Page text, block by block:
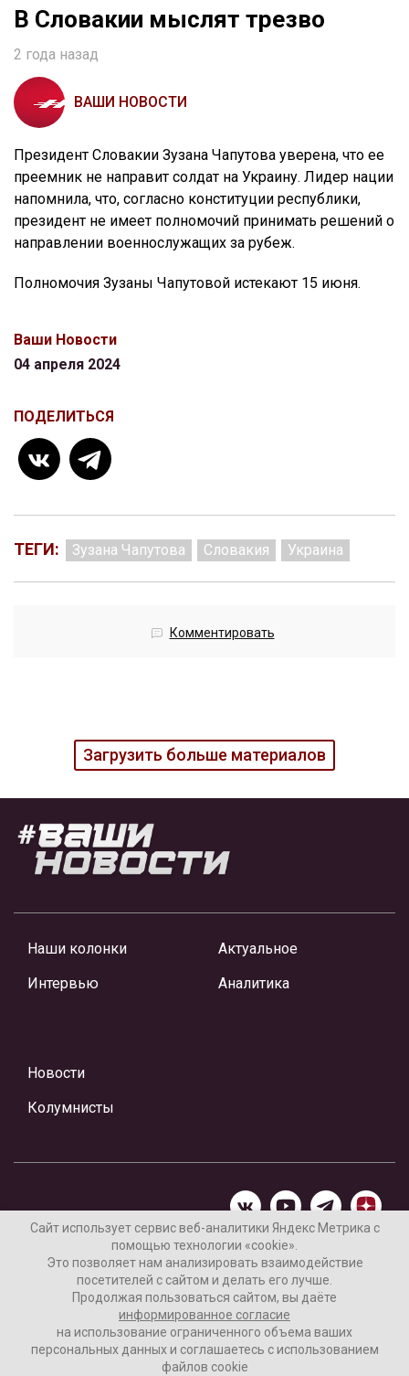
В Словакии мыслят трезво
2 года назад
ВАШИ НОВОСТИ
Президент Словакии Зузана Чапутова уверена, что ее
преемник не направит солдат на Украину. Лидер нации
напомнила, что, согласно конституции республики,
президент не имеет полномочий принимать решений о
направлении военнослужащих за рубеж.
Полномочия Зузаны Чапутовой истекают 15 июня.
Ваши Новости
04 апреля 2024
ПОДЕЛИТЬСЯ
ТЕГИ: Зузана Чапутова Словакия Украина
Комментировать
Загрузить больше материалов
Наши колонки
Интервью
Актуальное
Аналитика
Новости
Колумнисты
Материалы предоставлены редакцией Интернет-газеты
«Ваши новости»
Нашли ошибку? Выделите ее и нажмите Ctrl+Enter
Сайт использует сервис веб-аналитики Яндекс Метрика с
помощью технологии «cookie».
Это позволяет нам анализировать взаимодействие
посетителей с сайтом и делать его лучше.
Продолжая пользоваться сайтом, вы даёте
информированное согласие
на использование ограниченного объема ваших
персональных данных и соглашаетесь с использованием
файлов cookie